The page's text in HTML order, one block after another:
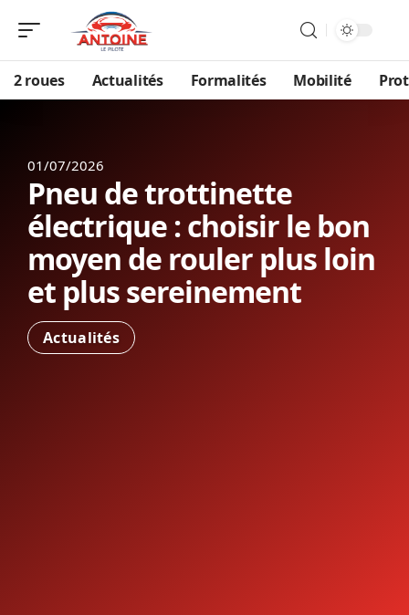
2 roues Actualités Formalités Mobilité
01/07/2026
Pneu de trottinette
électrique : choisir le bon
moyen de rouler plus loin
et plus sereinement
Actualités